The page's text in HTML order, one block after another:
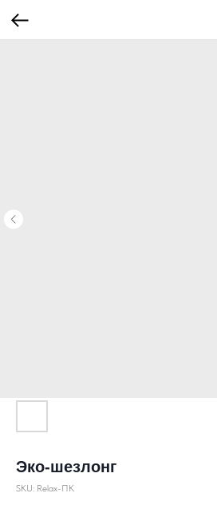
Эко-шезлонг
SKU: Relax-ПК